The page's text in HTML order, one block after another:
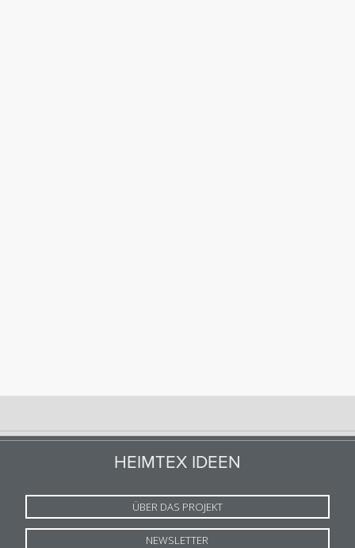
HEIMTEX IDEEN
ÜBER DAS PROJEKT
NEWSLETTER